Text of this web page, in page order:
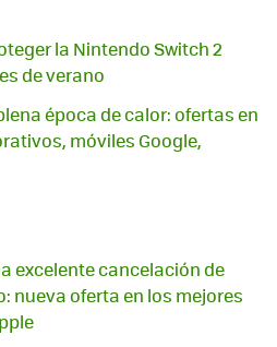
la Nintendo Switch 2
de verano
época de calor: ofertas en
móviles Google,
excelente cancelación de
nueva oferta en los mejores